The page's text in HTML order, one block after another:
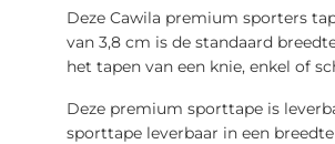
Deze Cawila premium sporters
van 3,8 cm is de standaard
het tapen van een knie, enkel of
Deze premium sporttape is
sporttape leverbaar in een